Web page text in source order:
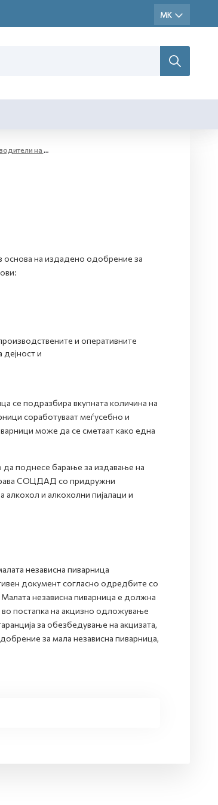
комерцијални цели - мали дестилерии
основа на издадено одобрение за
и оперативните
дејност и
се подразбира вкупната количина на
соработуваат меѓусебно и
може да се сметаат како една
да поднесе барање за издавање на
СОЦДАД со придружни
и алкохолни пијалаци и
независна пиварница
документ согласно одредбите со
независна пиварница е должна
постапка на акцизно одложување
за обезбедување на акцизата,
за мала независна пиварница,